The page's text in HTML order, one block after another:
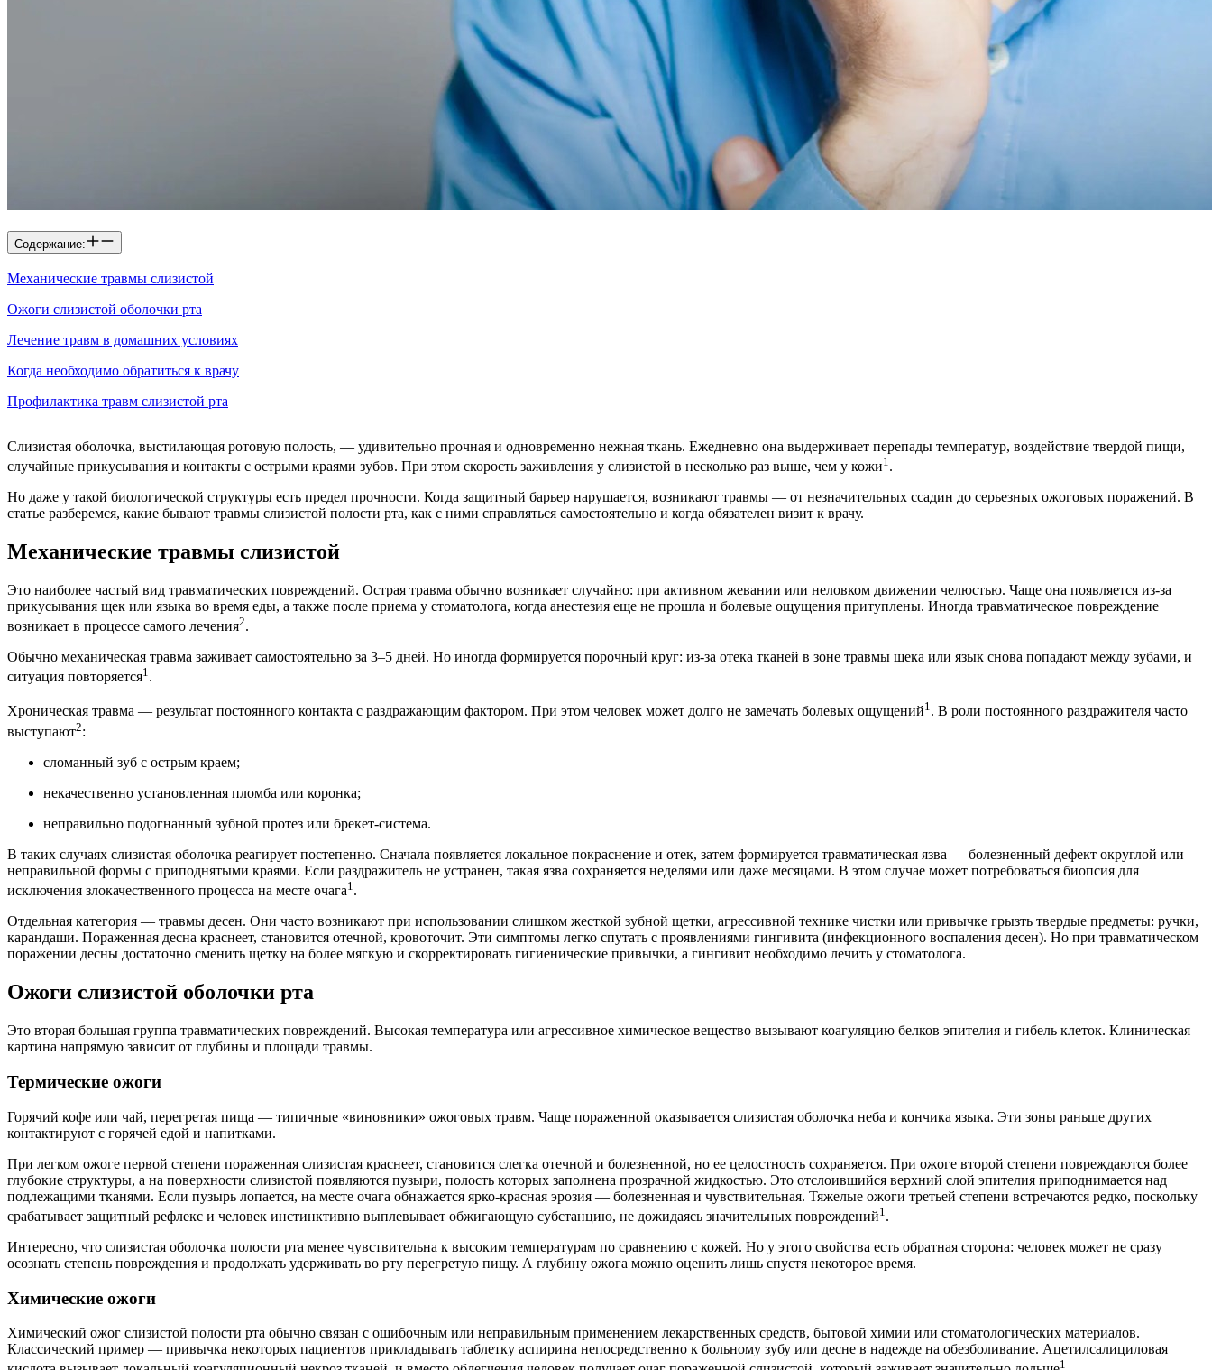
Содержание:
Механические травмы слизистой
Ожоги слизистой оболочки рта
Лечение травм в домашних условиях
Когда необходимо обратиться к врачу
Профилактика травм слизистой рта
Слизистая оболочка, выстилающая ротовую полость, — удивительно прочная и одновременно нежная ткань. Ежедневно она выдерживает перепады температур, воздействие твердой пищи,
случайные прикусывания и контакты с острыми краями зубов. При этом скорость заживления у слизистой в несколько раз выше, чем у кожи1 .
Но даже у такой биологической структуры есть предел прочности. Когда защитный барьер нарушается, возникают травмы — от незначительных ссадин до серьезных ожоговых поражений. В
статье разберемся, какие бывают травмы слизистой полости рта, как с ними справляться самостоятельно и когда обязателен визит к врачу.
Механические травмы слизистой
Это наиболее частый вид травматических повреждений. Острая травма обычно возникает случайно: при активном жевании или неловком движении челюстью. Чаще она появляется из-за
прикусывания щек или языка во время еды, а также после приема у стоматолога, когда анестезия еще не прошла и болевые ощущения притуплены. Иногда травматическое повреждение
возникает в процессе самого лечения2.
Обычно механическая травма заживает самостоятельно за 3–5 дней. Но иногда формируется порочный круг: из-за отека тканей в зоне травмы щека или язык снова попадают между зубами, и
ситуация повторяется1.
Хроническая травма — результат постоянного контакта с раздражающим фактором. При этом человек может долго не замечать болевых ощущений1. В роли постоянного раздражителя часто
выступают2:
сломанный зуб с острым краем;
некачественно установленная пломба или коронка;
неправильно подогнанный зубной протез или брекет-система.
В таких случаях слизистая оболочка реагирует постепенно. Сначала появляется локальное покраснение и отек, затем формируется травматическая язва — болезненный дефект округлой или
неправильной формы с приподнятыми краями. Если раздражитель не устранен, такая язва сохраняется неделями или даже месяцами. В этом случае может потребоваться биопсия для
исключения злокачественного процесса на месте очага1.
Отдельная категория — травмы десен. Они часто возникают при использовании слишком жесткой зубной щетки, агрессивной технике чистки или привычке грызть твердые предметы: ручки,
карандаши. Пораженная десна краснеет, становится отечной, кровоточит. Эти симптомы легко спутать с проявлениями гингивита (инфекционного воспаления десен). Но при травматическом
поражении десны достаточно сменить щетку на более мягкую и скорректировать гигиенические привычки, а гингивит необходимо лечить у стоматолога.
Ожоги слизистой оболочки рта
Это вторая большая группа травматических повреждений. Высокая температура или агрессивное химическое вещество вызывают коагуляцию белков эпителия и гибель клеток. Клиническая
картина напрямую зависит от глубины и площади травмы.
Термические ожоги
Горячий кофе или чай, перегретая пища — типичные «виновники» ожоговых травм. Чаще пораженной оказывается слизистая оболочка неба и кончика языка. Эти зоны раньше других
контактируют с горячей едой и напитками.
При легком ожоге первой степени пораженная слизистая краснеет, становится слегка отечной и болезненной, но ее целостность сохраняется. При ожоге второй степени повреждаются более
глубокие структуры, а на поверхности слизистой появляются пузыри, полость которых заполнена прозрачной жидкостью. Это отслоившийся верхний слой эпителия приподнимается над
подлежащими тканями. Если пузырь лопается, на месте очага обнажается ярко-красная эрозия — болезненная и чувствительная. Тяжелые ожоги третьей степени встречаются редко, поскольку
срабатывает защитный рефлекс и человек инстинктивно выплевывает обжигающую субстанцию, не дожидаясь значительных повреждений1 .
Интересно, что слизистая оболочка полости рта менее чувствительна к высоким температурам по сравнению с кожей. Но у этого свойства есть обратная сторона: человек может не сразу
осознать степень повреждения и продолжать удерживать во рту перегретую пищу. А глубину ожога можно оценить лишь спустя некоторое время.
Химические ожоги
Химический ожог слизистой полости рта обычно связан с ошибочным или неправильным применением лекарственных средств, бытовой химии или стоматологических материалов.
Классический пример — привычка некоторых пациентов прикладывать таблетку аспирина непосредственно к больному зубу или десне в надежде на обезболивание. Ацетилсалициловая
1